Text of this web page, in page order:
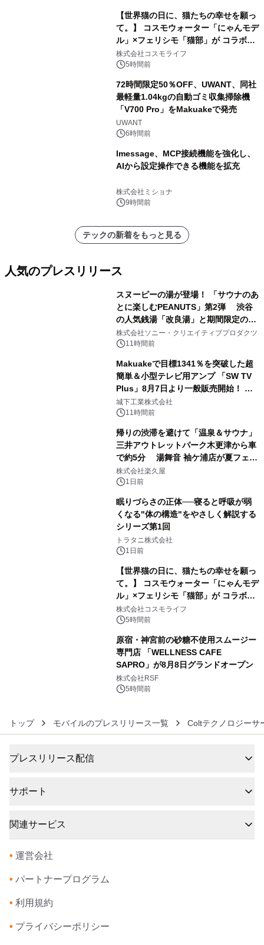
【世界猫の日に、猫たちの幸せを願っ
て。】 コスモウォーター「にゃんモデ
ル」×フェリシモ「猫部」が コラボキ
ャンペーンを実施
株式会社コスモライフ
5時間前
72時間限定50％OFF、UWANT、同社
最軽量1.04kgの自動ゴミ収集掃除機
「V700 Pro」をMakuakeで発売
UWANT
6時間前
lmessage、MCP接続機能を強化し、
AIから設定操作できる機能を拡充
株式会社ミショナ
9時間前
テックの新着をもっと見る
人気のプレスリリース
スヌーピーの湯が登場！ 「サウナのあ
とに楽しむPEANUTS」第2弾 渋谷
の人気銭湯「改良湯」と期間限定のコ
ラボレーション サウナイキタイコラ
ボグッズも発売決定！
株式会社ソニー・クリエイティブプロダクツ
11時間前
Makuakeで目標1341％を突破した超
簡単＆小型テレビ用アンプ 「SW TV
Plus」8月7日より一般販売開始！ ケ
ーブル1本つなぐだけ、テレビの音が
ぐっと豊かに
城下工業株式会社
11時間前
帰りの渋滞を避けて「温泉＆サウナ」
三井アウトレットパーク木更津から車
で約5分 湯舞音 袖ケ浦店が夏フェア
メニューを提供
株式会社楽久屋
1日前
眠りづらさの正体──寝ると呼吸が弱
くなる"体の構造"をやさしく解説する
シリーズ第1回
トラタニ株式会社
1日前
【世界猫の日に、猫たちの幸せを願っ
て。】 コスモウォーター「にゃんモデ
ル」×フェリシモ「猫部」が コラボキ
ャンペーンを実施
株式会社コスモライフ
5時間前
原宿・神宮前の砂糖不使用スムージー
専門店 「WELLNESS CAFE
SAPRO」が8月8日グランドオープン
株式会社RSF
5時間前
トップ モバイルのプレスリリース一覧 Coltテクノロジーサ
プレスリリース配信
サポート
関連サービス
• 運営会社
• パートナープログラム
• 利用規約
• プライバシーポリシー